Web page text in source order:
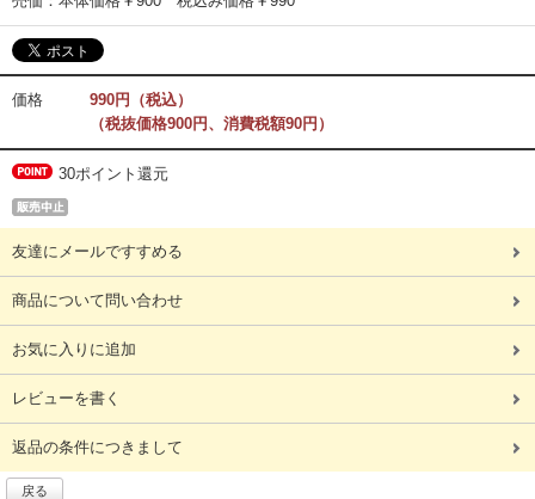
価格
990円（税込）
（税抜価格900円、消費税額90円）
30ポイント還元
友達にメールですすめる
商品について問い合わせ
お気に入りに追加
レビューを書く
返品の条件につきまして
戻る